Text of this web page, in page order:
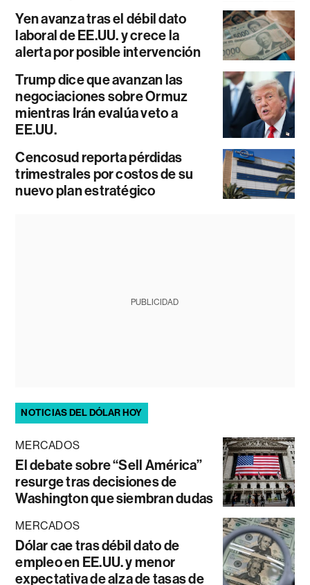
Yen avanza tras el débil dato
laboral de EE.UU. y crece la
alerta por posible intervención
Trump dice que avanzan las
negociaciones sobre Ormuz
mientras Irán evalúa veto a
EE.UU.
Cencosud reporta pérdidas
trimestrales por costos de su
nuevo plan estratégico
PUBLICIDAD
NOTICIAS DEL DÓLAR HOY
MERCADOS
El debate sobre “Sell América”
resurge tras decisiones de
Washington que siembran dudas
MERCADOS
Dólar cae tras débil dato de
empleo en EE.UU. y menor
expectativa de alza de tasas de